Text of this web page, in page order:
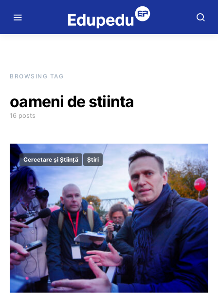
BROWSING TAG
oameni de stiinta
16 posts
Cercetare și Știință Știri